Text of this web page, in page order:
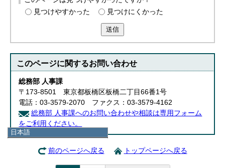
日本語
見つけやすかった
見つけにくかった
送信
このページに関するお問い合わせ
総務部 人事課
〒173-8501 東京都板橋区板橋二丁目66番1号
電話：03-3579-2070 ファクス：03-3579-4162
総務部 人事課へのお問い合わせや相談は専用フォーム
をご利用ください。
前のページへ戻る トップページへ戻る